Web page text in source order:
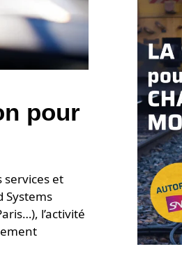
pour
services et
Systems
l’activité